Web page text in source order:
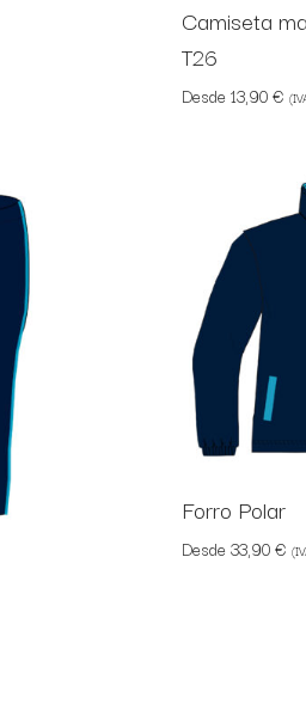
Camiseta
T26
Desde 13,90€
Forro Polar
Desde 33,90€